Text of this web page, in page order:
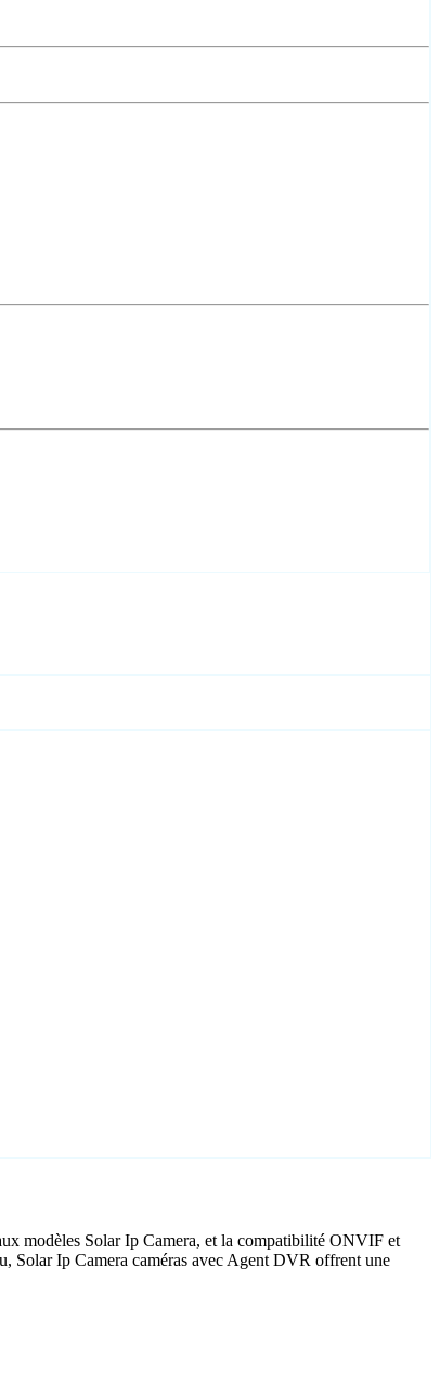
modèles Solar Ip Camera, et la compatibilité ONVIF et
Solar Ip Camera caméras avec Agent DVR offrent une